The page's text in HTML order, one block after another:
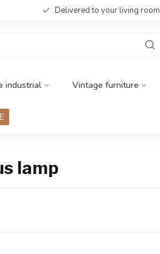
Delivered to your living room
industrial Vintage furniture
lamp